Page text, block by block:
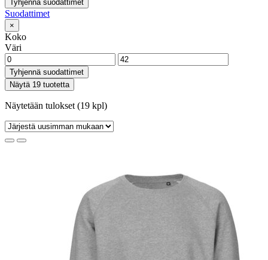
Tyhjennä suodattimet
Suodattimet
×
Koko
Väri
Tyhjennä suodattimet
Näytä 19 tuotetta
Näytetään tulokset (19 kpl)